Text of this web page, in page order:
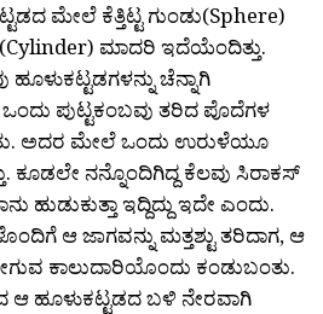
ಮೇಲೆ ಕೆತ್ತಿಟ್ಟ ಗುಂಡು(Sphere)
ಮಾದರಿ ಇದೆಯೆಂದಿತ್ತು.
ಹೂಳುಕಟ್ಟಡಗಳನ್ನು ಚೆನ್ನಾಗಿ
ಪುಟ್ಟಕಂಬವು ತರಿದ ಪೊದೆಗಳ
ಅದರ ಮೇಲೆ ಒಂದು ಉರುಳೆಯೂ
ಕೂಡಲೇ ನನ್ನೊಂದಿಗಿದ್ದ ಕೆಲವು ಸಿರಾಕಸ್
ಹುಡುಕುತ್ತಾ ಇದ್ದಿದ್ದು ಇದೇ ಎಂದು.
ಆ ಜಾಗವನ್ನು ಮತ್ತಶ್ಟು ತರಿದಾಗ, ಆ
ಕಾಲುದಾರಿಯೊಂದು ಕಂಡುಬಂತು.
ಆ ಹೂಳುಕಟ್ಟಡದ ಬಳಿ ನೇರವಾಗಿ